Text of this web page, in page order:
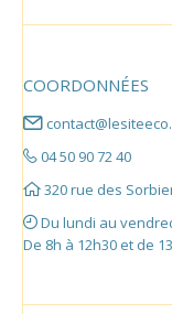
COORDONNÉES
04 50 90 72 40
320 rue des
Du lundi au
De 8h à 12h30 et de